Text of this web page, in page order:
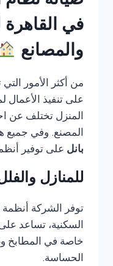
في القاهرة
والمصانع
من أكثر الأمور
على تنفيذ الأعمال
المنزل تختلف عن
المصنع. وفي جميع
بانل على توفير
للمنازل
توفر الشركة أنظمة
السكنية، تساعد
خاصة في المطابخ
الحساسة.